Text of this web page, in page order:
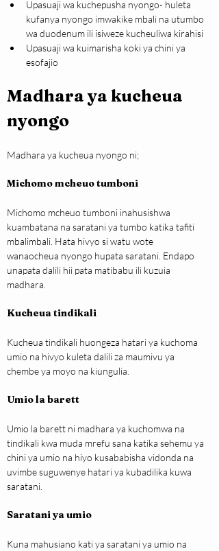
Upasuaji wa kuchepusha nyongo- huleta
kufanya nyongo imwakike mbali na utumbo
wa duodenum ili isiweze kucheuliwa kirahisi
Upasuaji wa kuimarisha koki ya chini ya
esofajio
Madhara ya kucheua
nyongo
Madhara ya kucheua nyongo ni;
Michomo mcheuo tumboni
Michomo mcheuo tumboni inahusishwa
kuambatana na saratani ya tumbo katika tafiti
mbalimbali. Hata hivyo si watu wote
wanaocheua nyongo hupata saratani. Endapo
unapata dalili hii pata matibabu ili kuzuia
madhara.
Kucheua tindikali
Kucheua tindikali huongeza hatari ya kuchoma
umio na hivyo kuleta dalili za maumivu ya
chembe ya moyo na kiungulia.
Umio la barett
Umio la barett ni madhara ya kuchomwa na
tindikali kwa muda mrefu sana katika sehemu ya
chini ya umio na hiyo kusababisha vidonda na
uvimbe suguwenye hatari ya kubadilika kuwa
saratani.
Saratani ya umio
Kuna mahusiano kati ya saratani ya umio na